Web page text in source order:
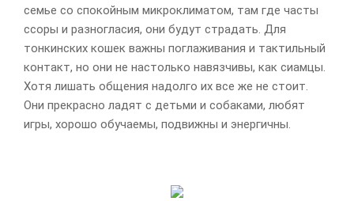
семье со спокойным микроклиматом, там где часты
ссоры и разногласия, они будут страдать. Для
тонкинских кошек важны поглаживания и тактильный
контакт, но они не настолько навязчивы, как сиамцы.
Хотя лишать общения надолго их все же не стоит.
Они прекрасно ладят с детьми и собаками, любят
игры, хорошо обучаемы, подвижны и энергичны.